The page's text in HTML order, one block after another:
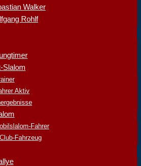
Walker
Rohlf
Slalom
Aktiv
Fahrer
Fahrzeug